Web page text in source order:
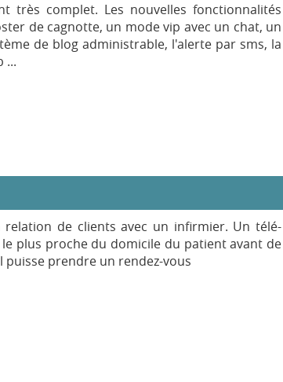
très complet. Les nouvelles fonctionnalités
de cagnotte, un mode vip avec un chat, un
de blog administrable, l'alerte par sms, la
...
de clients avec un infirmier. Un télé-
plus proche du domicile du patient avant de
prendre un rendez-vous